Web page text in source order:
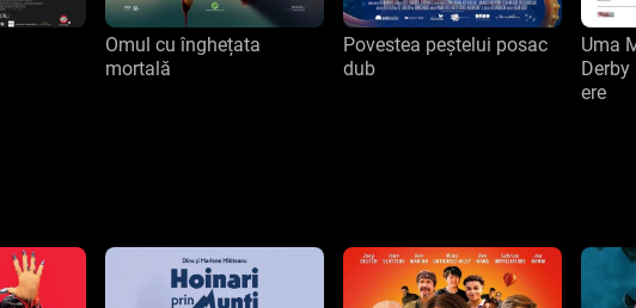
Omul cu înghețata
mortală
Povestea peștelui posac
dub
Uma
ere